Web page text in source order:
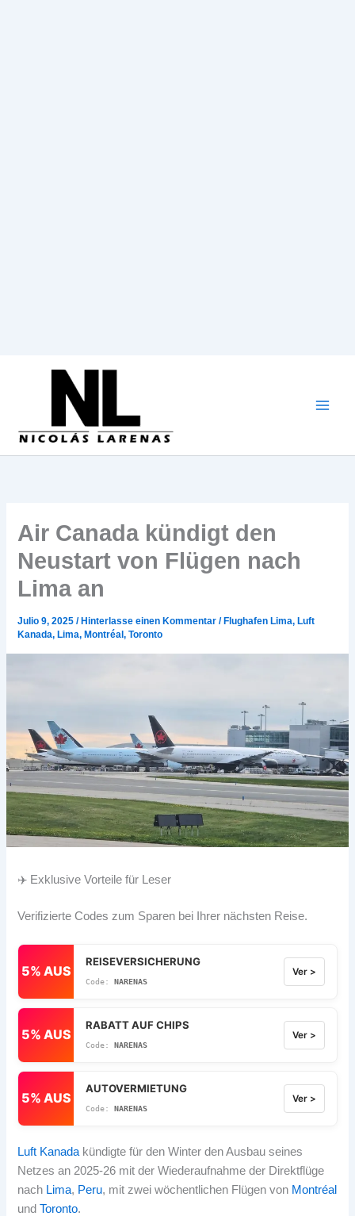
Air Canada kündigt den
Neustart von Flügen nach
Lima an
Julio 9, 2025/ Hinterlasse einen Kommentar / Flughafen Lima, Luft
Kanada, Lima, Montréal,Toronto
✈️ Exklusive Vorteile für Leser
Verifizierte Codes zum Sparen bei Ihrer nächsten Reise.
5% AUS
REISEVERSICHERUNG
NARENAS
Ver >
5% AUS
RABATT AUF CHIPS
NARENAS
Ver >
5% AUS
AUTOVERMIETUNG
NARENAS
Ver >
Luft Kanada kündigte für den Winter den Ausbau seines
Netzes an 2025-26 mit der Wiederaufnahme der Direktflüge
nach Lima, Peru, mit zwei wöchentlichen Flügen von Montréal
undToronto.